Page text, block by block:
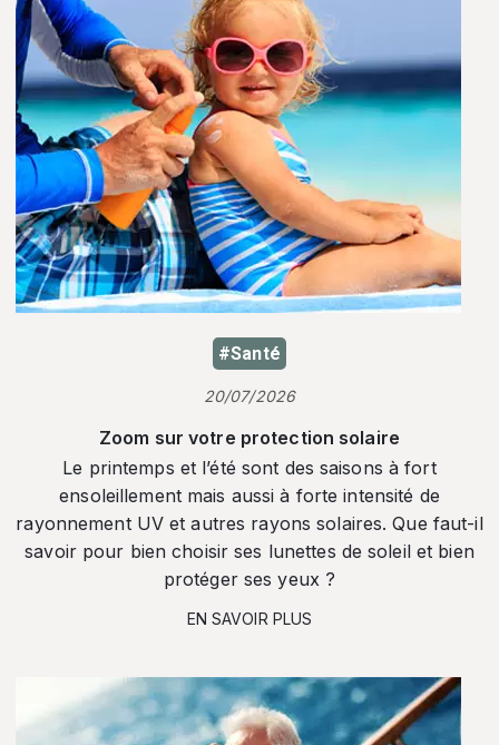
#Santé
20/07/2026
Zoom sur votre protection solaire
Le printemps et l’été sont des saisons à fort
ensoleillement mais aussi à forte intensité de
rayonnement UV et autres rayons solaires. Que faut-il
savoir pour bien choisir ses lunettes de soleil et bien
protéger ses yeux ?
EN SAVOIR PLUS